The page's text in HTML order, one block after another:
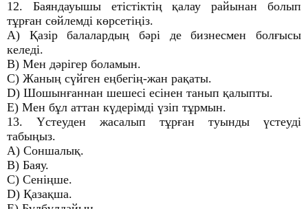
12. Баяндауышы етістіктің қалау райынан болып
тұрған сөйлемді көрсетіңіз.
A) Қазір балалардың бәрі де бизнесмен болғысы
келеді.
B) Мен дәрігер боламын.
C) Жаның сүйген еңбегің-жан рақаты.
D) Шошынғаннан шешесі есінен танып қалыпты.
E) Мен бұл аттан күдерімді үзіп тұрмын.
13. Үстеуден жасалып тұрған туынды үстеуді
табыңыз.
A) Соншалық.
B) Баяу.
C) Сеніңше.
D) Қазақша.